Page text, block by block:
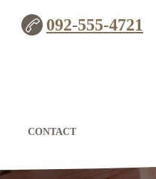
CONTACT
092-555-4721